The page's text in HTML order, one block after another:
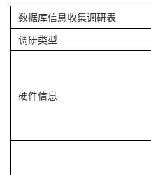
数据库信息收集调研表
调研类型
硬件信息